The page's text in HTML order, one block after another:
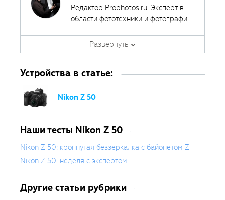
Редактор Prophotos.ru. Эксперт в
области фототехники и фотографии,
фотооборудования с 2007 года.
Является автором ряда обучающих
Развернуть
Устройства в статье:
Nikon Z 50
Наши тесты Nikon Z 50
Nikon Z 50: кропнутая беззеркалка с байонетом Z
Nikon Z 50: неделя с экспертом
Другие статьи рубрики